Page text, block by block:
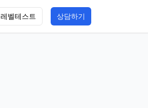
레벨테스트 상담하기